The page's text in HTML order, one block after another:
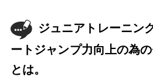
ジュニアトレーニン
ートジャンプ力向上の為
とは。